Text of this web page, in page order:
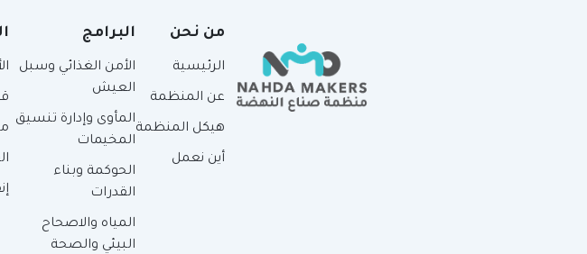
من نحن
الرئيسية
عن المنظمة
هيكل المنظمة
أين نعمل
البرامج
الأمن الغذائي وسبل
العيش
المأوى وإدارة تنسيق
المخيمات
الحوكمة وبناء
القدرات
المياه والاصحاح
البيئي والصحة